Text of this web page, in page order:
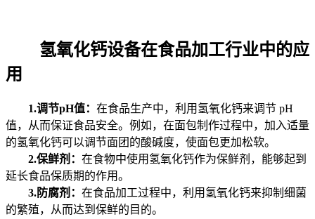
氢氧化钙设备在食品加工行业中的应
用
1.调节pH值： 在食品生产中，利用氢氧化钙来调节 pH
值，从而保证食品安全。例如，在面包制作过程中，加入适量
的氢氧化钙可以调节面团的酸碱度，使面包更加松软。
2.保鲜剂： 在食物中使用氢氧化钙作为保鲜剂，能够起到
延长食品保质期的作用。
3.防腐剂： 在食品加工过程中，利用氢氧化钙来抑制细菌
的繁殖，从而达到保鲜的目的。